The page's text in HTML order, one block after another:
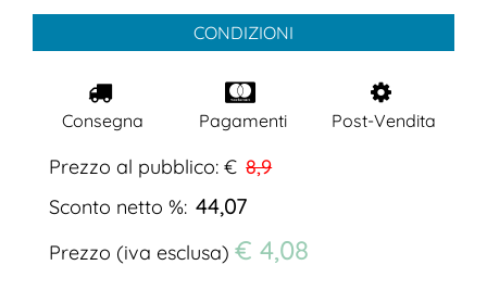
CONDIZIONI
Consegna Pagamenti Post-Vendita
Prezzo al pubblico: € 8,9
Sconto netto %: 44,07
Prezzo (iva esclusa) € 4,08